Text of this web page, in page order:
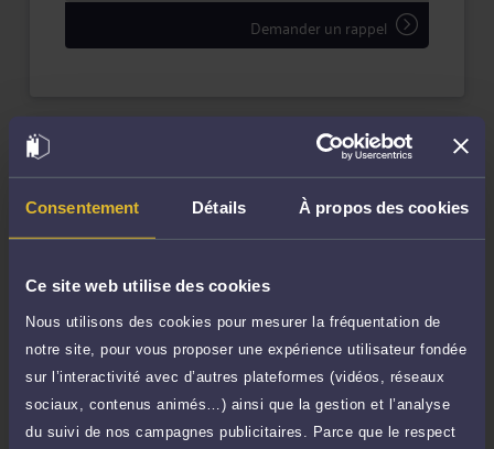
Consentement Détails À propos des cookies
Ce site web utilise des cookies
Nous utilisons des cookies pour mesurer la fréquentation de
notre site, pour vous proposer une expérience utilisateur fondée
sur l’interactivité avec d’autres plateformes (vidéos, réseaux
sociaux, contenus animés…) ainsi que la gestion et l’analyse
du suivi de nos campagnes publicitaires. Parce que le respect
Demander un rappel
Droit du travail
Langues